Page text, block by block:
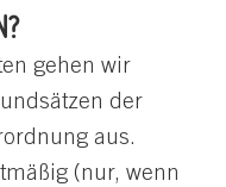
gehen wir
der
aus.
(nur, wenn